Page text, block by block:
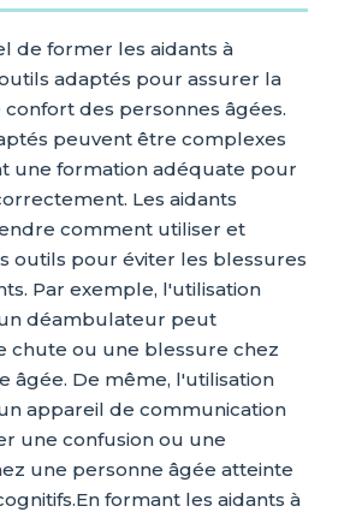
de former les aidants à
adaptés pour assurer la
des personnes âgées.
peuvent être complexes
une formation adéquate pour
Les aidants
comment utiliser et
outils pour éviter les blessures
Par exemple, l'utilisation
déambulateur peut
chute ou une blessure chez
âgée. De même, l'utilisation
appareil de communication
une confusion ou une
une personne âgée atteinte
formant les aidants à